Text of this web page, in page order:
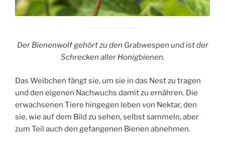
Der Bienenwolf gehört zu den Grabwespen und ist der
Schrecken aller Honigbienen.
Das Weibchen fängt sie, um sie in das Nest zu tragen
und den eigenen Nachwuchs damit zu ernähren. Die
erwachsenen Tiere hingegen leben von Nektar, den
sie, wie auf dem Bild zu sehen, selbst sammeln, aber
zum Teil auch den gefangenen Bienen abnehmen.